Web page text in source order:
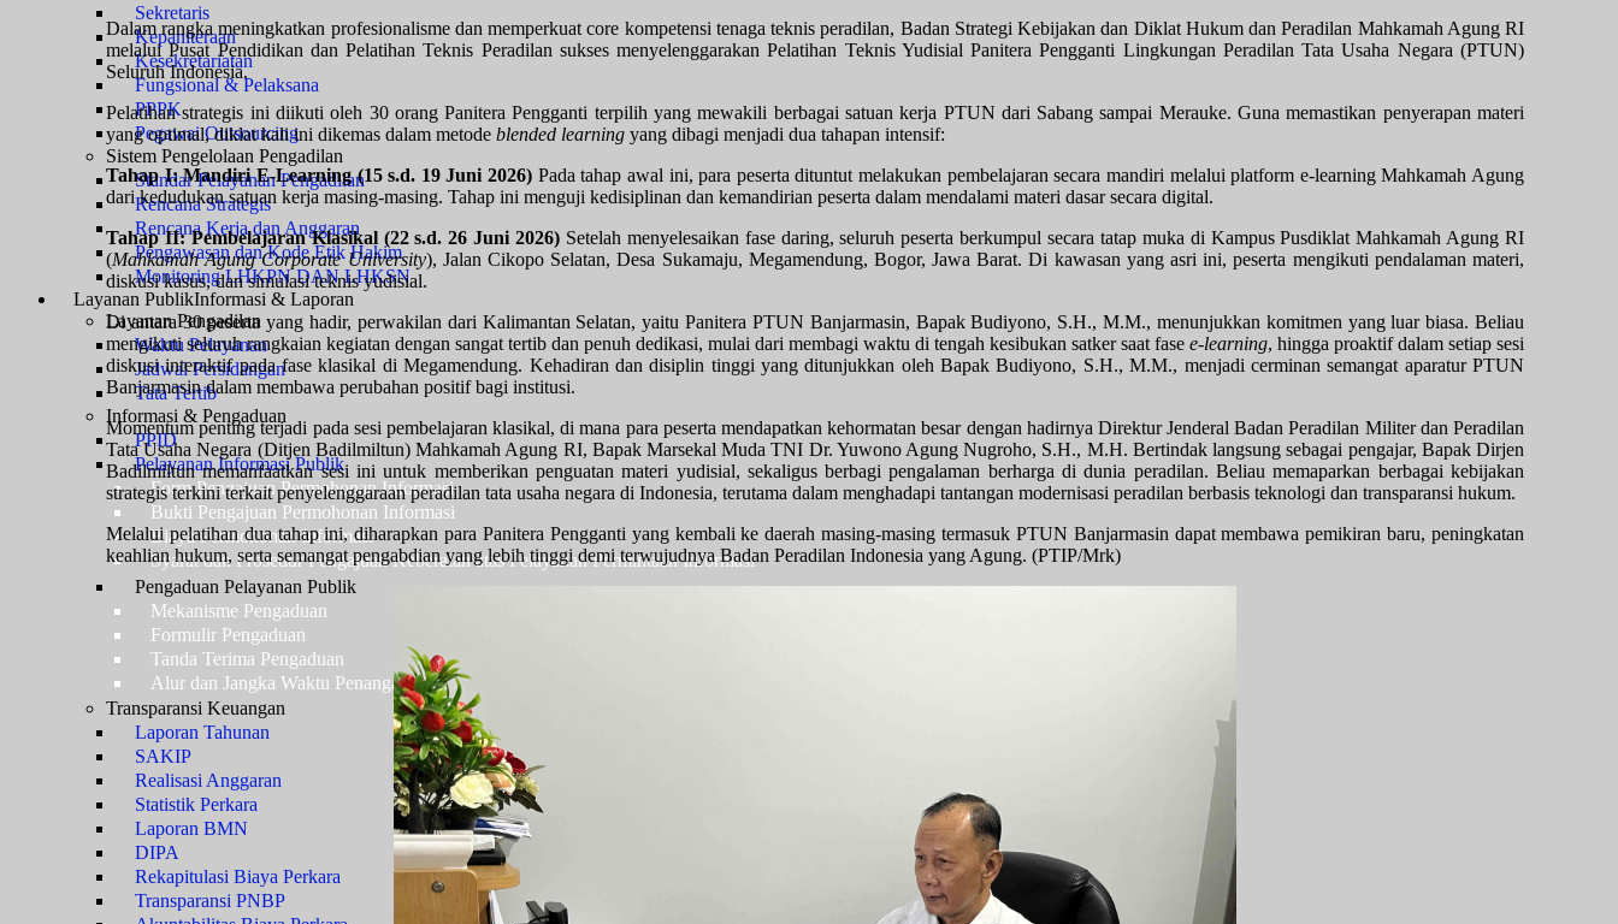
Sekretaris
Kepaniteraan
Kesekretariatan
Fungsional & Pelaksana
PPPK
Pegawai Outsourcing
Sistem Pengelolaan Pengadilan
Standar Pelayanan Pengadilan
Rencana Strategis
Rencana Kerja dan Anggaran
Pengawasan dan Kode Etik Hakim
Monitoring LHKPN DAN LHKSN
Layanan PublikInformasi & Laporan
Layanan Pengadilan
Waktu Pelayanan
Jadwal Persidangan
Tata Tertib
Informasi & Pengaduan
PPID
Pelayanan Informasi Publik
Form Pengajuan Permohonan Informasi
Bukti Pengajuan Permohonan Informasi
Biaya Permohonan Informasi
Syarat dan Prosedur Pengajuan Keberatan atas Pelayanan Permintaan Informasi
Pengaduan Pelayanan Publik
Mekanisme Pengaduan
Formulir Pengaduan
Tanda Terima Pengaduan
Alur dan Jangka Waktu Penanganan Pengaduan
Transparansi Keuangan
Laporan Tahunan
SAKIP
Realisasi Anggaran
Statistik Perkara
Laporan BMN
DIPA
Rekapitulasi Biaya Perkara
Transparansi PNBP
Dalam rangka meningkatkan profesionalisme dan memperkuat core kompetensi tenaga teknis peradilan, Badan Strategi Kebijakan dan Diklat Hukum dan Peradilan Mahkamah Agung RI
melalui Pusat Pendidikan dan Pelatihan Teknis Peradilan sukses menyelenggarakan Pelatihan Teknis Yudisial Panitera Pengganti Lingkungan Peradilan Tata Usaha Negara (PTUN)
Seluruh Indonesia.
Pelatihan strategis ini diikuti oleh 30 orang Panitera Pengganti terpilih yang mewakili berbagai satuan kerja PTUN dari Sabang sampai Merauke. Guna memastikan penyerapan materi
yang optimal, diklat kali ini dikemas dalam metode blended learning yang dibagi menjadi dua tahapan intensif:
Tahap I: Mandiri E-Learning (15 s.d. 19 Juni 2026) Pada tahap awal ini, para peserta dituntut melakukan pembelajaran secara mandiri melalui platform e-learning Mahkamah Agung
dari kedudukan satuan kerja masing-masing. Tahap ini menguji kedisiplinan dan kemandirian peserta dalam mendalami materi dasar secara digital.
Tahap II: Pembelajaran Klasikal (22 s.d. 26 Juni 2026) Setelah menyelesaikan fase daring, seluruh peserta berkumpul secara tatap muka di Kampus Pusdiklat Mahkamah Agung RI
(Mahkamah Agung Corporate University), Jalan Cikopo Selatan, Desa Sukamaju, Megamendung, Bogor, Jawa Barat. Di kawasan yang asri ini, peserta mengikuti pendalaman materi,
diskusi kasus, dan simulasi teknis yudisial.
Di antara 30 peserta yang hadir, perwakilan dari Kalimantan Selatan, yaitu Panitera PTUN Banjarmasin, Bapak Budiyono, S.H., M.M., menunjukkan komitmen yang luar biasa. Beliau
mengikuti seluruh rangkaian kegiatan dengan sangat tertib dan penuh dedikasi, mulai dari membagi waktu di tengah kesibukan satker saat fase e-learning, hingga proaktif dalam setiap sesi
diskusi interaktif pada fase klasikal di Megamendung. Kehadiran dan disiplin tinggi yang ditunjukkan oleh Bapak Budiyono, S.H., M.M., menjadi cerminan semangat aparatur PTUN
Banjarmasin dalam membawa perubahan positif bagi institusi.
Momentum penting terjadi pada sesi pembelajaran klasikal, di mana para peserta mendapatkan kehormatan besar dengan hadirnya Direktur Jenderal Badan Peradilan Militer dan Peradilan
Tata Usaha Negara (Ditjen Badilmiltun) Mahkamah Agung RI, Bapak Marsekal Muda TNI Dr. Yuwono Agung Nugroho, S.H., M.H. Bertindak langsung sebagai pengajar, Bapak Dirjen
Badilmiltun memanfaatkan sesi ini untuk memberikan penguatan materi yudisial, sekaligus berbagi pengalaman berharga di dunia peradilan. Beliau memaparkan berbagai kebijakan
strategis terkini terkait penyelenggaraan peradilan tata usaha negara di Indonesia, terutama dalam menghadapi tantangan modernisasi peradilan berbasis teknologi dan transparansi hukum.
Melalui pelatihan dua tahap ini, diharapkan para Panitera Pengganti yang kembali ke daerah masing-masing termasuk PTUN Banjarmasin dapat membawa pemikiran baru, peningkatan
keahlian hukum, serta semangat pengabdian yang lebih tinggi demi terwujudnya Badan Peradilan Indonesia yang Agung. (PTIP/Mrk)